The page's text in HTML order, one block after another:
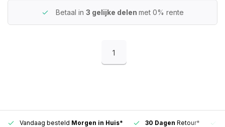
Betaal in 3 gelijke delen met 0% rente
1
Vandaag besteld Morgen in Huis* 30 Dagen Retour*